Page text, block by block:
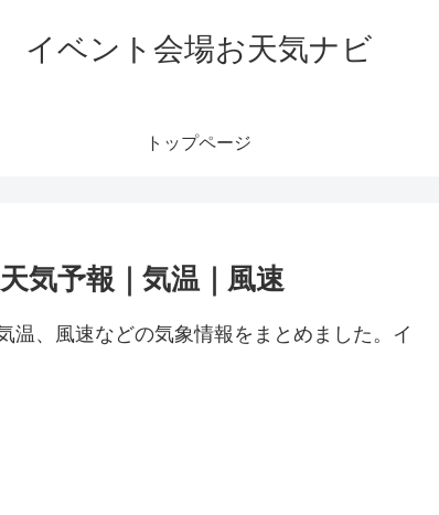
イベント会場お天気ナビ
トップページ
気予報｜気温｜風速
温、風速などの気象情報をまとめました。イ